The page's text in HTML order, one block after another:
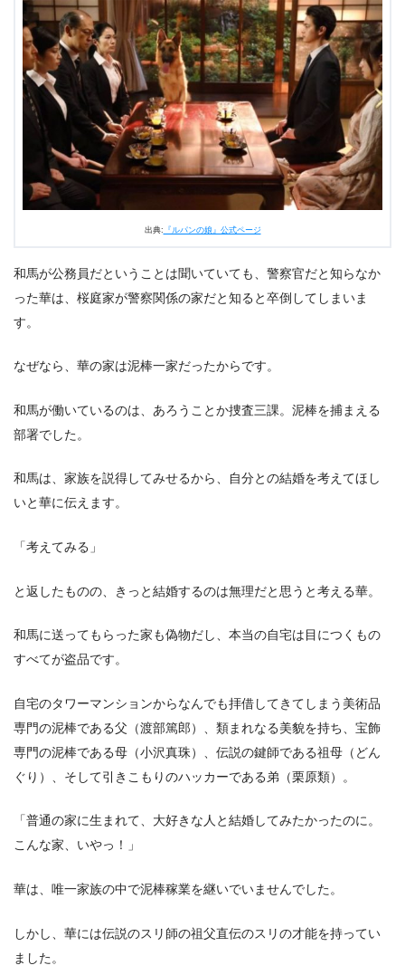
出典: 『ルパンの娘』公式ページ
和馬が公務員だということは聞いていても、警察官だと知らなか
った華は、桜庭家が警察関係の家だと知ると卒倒してしまいま
す。
なぜなら、華の家は泥棒一家だったからです。
和馬が働いているのは、あろうことか捜査三課。泥棒を捕まえる
部署でした。
和馬は、家族を説得してみせるから、自分との結婚を考えてほし
いと華に伝えます。
「考えてみる」
と返したものの、きっと結婚するのは無理だと思うと考える華。
和馬に送ってもらった家も偽物だし、本当の自宅は目につくもの
すべてが盗品です。
自宅のタワーマンションからなんでも拝借してきてしまう美術品
専門の泥棒である父（渡部篤郎）、類まれなる美貌を持ち、宝飾
専門の泥棒である母（小沢真珠）、伝説の鍵師である祖母（どん
ぐり）、そして引きこもりのハッカーである弟（栗原類）。
「普通の家に生まれて、大好きな人と結婚してみたかったのに。
こんな家、いやっ！」
華は、唯一家族の中で泥棒稼業を継いでいませんでした。
しかし、華には伝説のスリ師の祖父直伝のスリの才能を持ってい
ました。